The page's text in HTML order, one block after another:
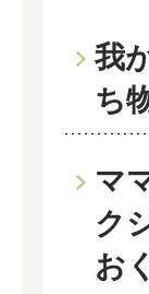
我
ち
マ
ク
お